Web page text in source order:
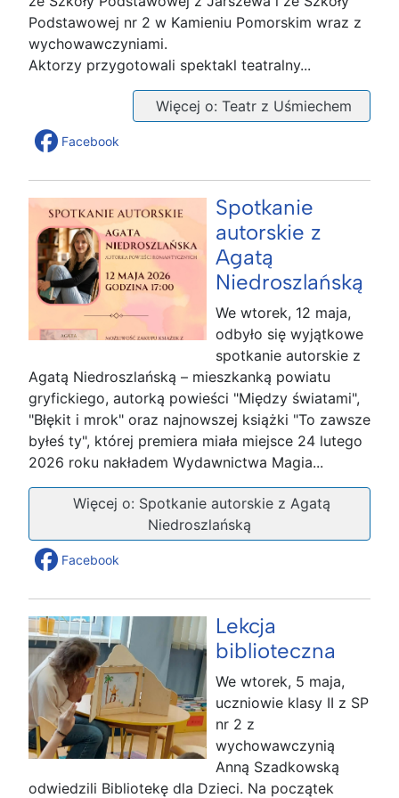
Podstawowej nr 2 w Kamieniu Pomorskim wraz z
wychowawczyniami.
Aktorzy przygotowali spektakl teatralny...
Więcej o: Teatr z Uśmiechem
Facebook
Spotkanie
autorskie z
Agatą
Niedroszlańską
We wtorek, 12 maja,
odbyło się wyjątkowe
spotkanie autorskie z
Agatą Niedroszlańską – mieszkanką powiatu
gryfickiego, autorką powieści "Między światami",
"Błękit i mrok" oraz najnowszej książki "To zawsze
byłeś ty", której premiera miała miejsce 24 lutego
2026 roku nakładem Wydawnictwa Magia...
Więcej o: Spotkanie autorskie z Agatą
Niedroszlańską
Facebook
Lekcja
biblioteczna
We wtorek, 5 maja,
uczniowie klasy II z SP
nr 2 z
wychowawczynią
Anną Szadkowską
odwiedzili Bibliotekę dla Dzieci. Na początek